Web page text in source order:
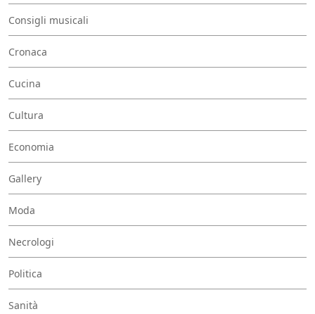
Consigli musicali
Cronaca
Cucina
Cultura
Economia
Gallery
Moda
Necrologi
Politica
Sanità